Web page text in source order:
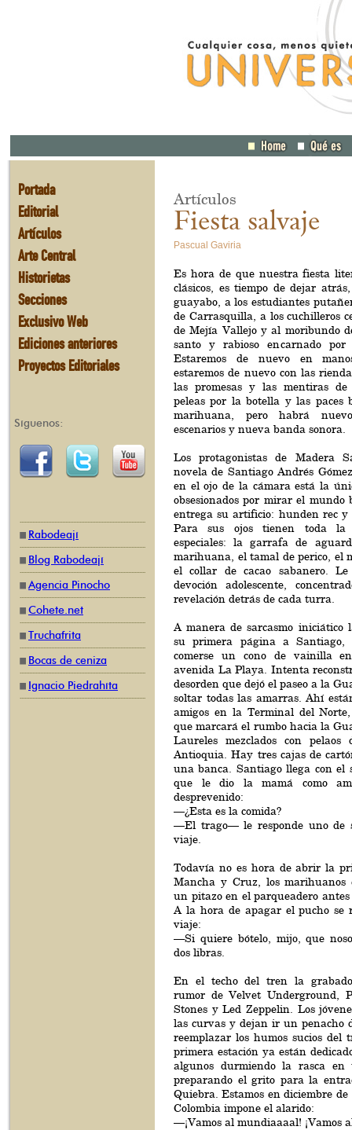
Portada
Editorial
Artículos
Arte Central
Historietas
Secciones
Exclusivo Web
Ediciones anteriores
Proyectos Editoriales
Síguenos:
Rabodeají
Blog Rabodeají
Agencia Pinocho
Cohete.net
Truchafrita
Bocas de ceniza
Ignacio Piedrahíta
Artículos
Fiesta salvaje
Pascual Gaviria
Es hora de que nuestra fiesta
clásicos, es tiempo de dejar
guayabo, a los estudiantes
de Carrasquilla, a los cuchilleros
de Mejía Vallejo y al moribundo
santo y rabioso encarnado por
Estaremos de nuevo en
estaremos de nuevo con las
las promesas y las mentiras de
peleas por la botella y las paces
marihuana, pero habrá
escenarios y nueva banda sonora.
Los protagonistas de Madera
novela de Santiago Andrés
en el ojo de la cámara está la
obsesionados por mirar el mundo
entrega su artificio: hunden rec y
Para sus ojos tienen toda la
especiales: la garrafa de
marihuana, el tamal de perico, el
el collar de cacao sabanero.
devoción adolescente,
revelación detrás de cada turra.
A manera de sarcasmo iniciático
su primera página a Santiago,
comerse un cono de vainilla
avenida La Playa. Intenta
desorden que dejó el paseo a la
soltar todas las amarras. Ahí
amigos en la Terminal del
que marcará el rumbo hacia la
Laureles mezclados con pelaos
Antioquia. Hay tres cajas de
una banca. Santiago llega con el
que le dio la mamá como
desprevenido:
—¿Esta es la comida?
—El trago— le responde uno de
viaje.
Todavía no es hora de abrir la
Mancha y Cruz, los
un pitazo en el parqueadero
A la hora de apagar el pucho se
viaje:
—Si quiere bótelo, mijo, que
dos libras.
En el techo del tren la
rumor de Velvet Underground,
Stones y Led Zeppelin. Los
las curvas y dejan ir un penacho
reemplazar los humos sucios del
primera estación ya están
algunos durmiendo la rasca
preparando el grito para la
Quiebra. Estamos en diciembre
Colombia impone el alarido:
—¡Vamos al mundiaaaal! ¡Vamos